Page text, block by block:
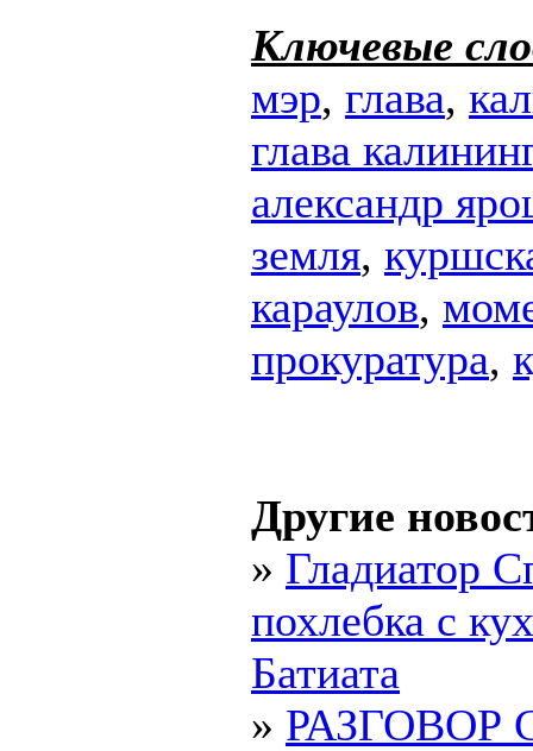
Ключевые
мэр, глава,
глава
александр
земля,
караулов,
прокуратура,
Другие
» Гладиатор
похлебка с
Батиата
» РАЗГОВОР